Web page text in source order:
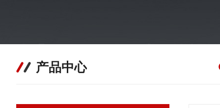
产品中心